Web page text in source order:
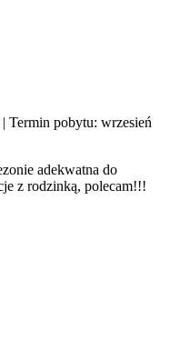
| Termin pobytu: wrzesień
adekwatna do
z rodzinką, polecam!!!